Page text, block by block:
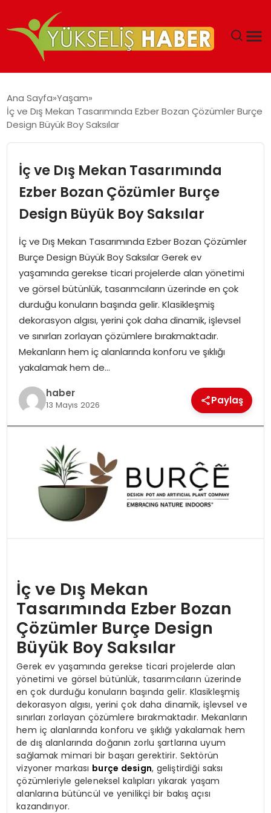
MALIYETLERINI AZALTIYOR’
Ana Sayfa Yaşam
İç ve Dış Mekan Tasarımında Ezber Bozan Çözümler Burçe
Design Büyük Boy Saksılar
İç ve Dış Mekan Tasarımında
Ezber Bozan Çözümler Burçe
Design Büyük Boy Saksılar
İç ve Dış Mekan Tasarımında Ezber Bozan Çözümler
Burçe Design Büyük Boy Saksılar Gerek ev
yaşamında gerekse ticari projelerde alan yönetimi
ve görsel bütünlük, tasarımcıların üzerinde en çok
durduğu konuların başında gelir. Klasikleşmiş
dekorasyon algısı, yerini çok daha dinamik, işlevsel
ve sınırları zorlayan çözümlere bırakmaktadır.
Mekanların hem iç alanlarında konforu ve şıklığı
yakalamak hem de…
haber
13 Mayıs 2026 Paylaş
İç ve Dış Mekan
Tasarımında Ezber Bozan
Çözümler Burçe Design
Büyük Boy Saksılar
Gerek ev yaşamında gerekse ticari projelerde alan
yönetimi ve görsel bütünlük, tasarımcıların üzerinde
en çok durduğu konuların başında gelir. Klasikleşmiş
dekorasyon algısı, yerini çok daha dinamik, işlevsel ve
sınırları zorlayan çözümlere bırakmaktadır. Mekanların
hem iç alanlarında konforu ve şıklığı yakalamak hem
de dış alanlarında doğanın zorlu şartlarına uyum
sağlamak mimari bir başarı gerektirir. Sektörün
vizyoner markası burçe design, geliştirdiği saksı
çözümleriyle geleneksel kalıpları yıkarak yaşam
alanlarına bütüncül ve yenilikçi bir bakış açısı
kazandırıyor.